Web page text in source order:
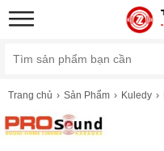
Trang chủ Sản Phẩm Kuledy